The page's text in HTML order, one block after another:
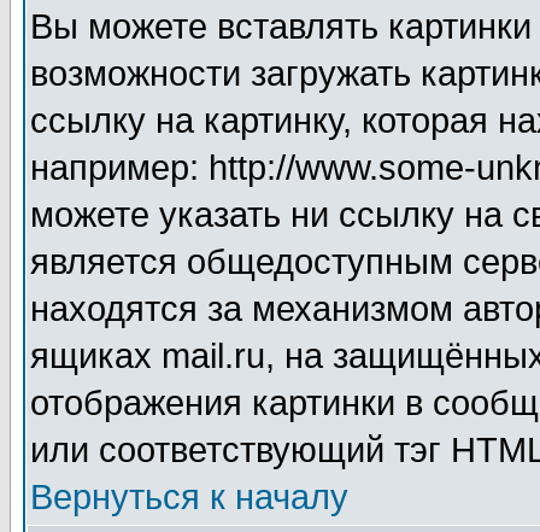
Вы можете вставлять
возможности загружать
ссылку на картинку, которая
например: http://www.some-
можете указать ни ссылку на
является общедоступным
находятся за механизмом
ящиках mail.ru, на
отображения картинки в
или соответствующий тэг
Вернуться к началу